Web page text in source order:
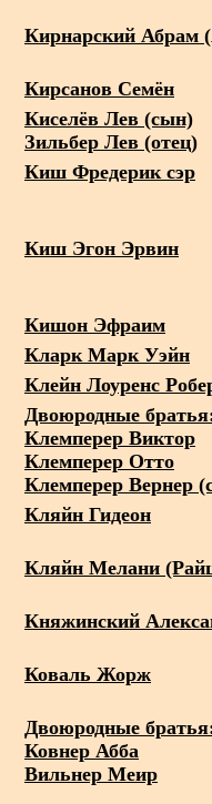
Кирнарский Абрам
Кирсанов Семён
Киселёв Лев (сын)
Зильбер Лев (отец)
Киш Фредерик сэр
Киш Эгон Эрвин
Кишон Эфраим
Кларк Марк Уэйн
Клейн Лоуренс
Двоюродные
Клемперер Виктор
Клемперер Отто
Клемперер Вернер
Кляйн Гидеон
Кляйн Мелани
Княжинский
Коваль Жорж
Двоюродные
Ковнер Абба
Вильнер Меир